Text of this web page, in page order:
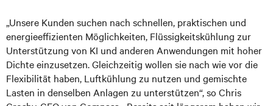
„Unsere Kunden suchen nach schnellen, praktischen und
energieeffizienten Möglichkeiten, Flüssigkeitskühlung zur
Unterstützung von KI und anderen Anwendungen mit hoher
Dichte einzusetzen. Gleichzeitig wollen sie nach wie vor die
Flexibilität haben, Luftkühlung zu nutzen und gemischte
Lasten in denselben Anlagen zu unterstützen“, so Chris